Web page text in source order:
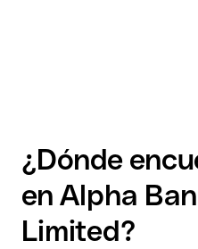
¿Dónde
en Alpha
Limited?